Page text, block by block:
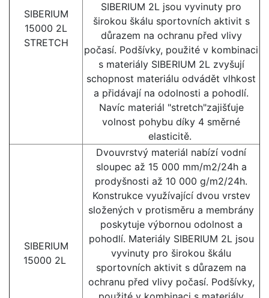
SIBERIUM
15000 2L
STRETCH
SIBERIUM 2L jsou vyvinuty pro
širokou škálu sportovních aktivit s
důrazem na ochranu před vlivy
počasí. Podšívky, použité v kombinaci
s materiály SIBERIUM 2L zvyšují
schopnost materiálu odvádět vlhkost
a přidávají na odolnosti a pohodlí.
Navíc materiál "stretch"zajišťuje
volnost pohybu díky 4 směrné
elasticitě.
SIBERIUM
15000 2L
Dvouvrstvý materiál nabízí vodní
sloupec až 15 000 mm/m2/24h a
prodyšnosti až 10 000 g/m2/24h.
Konstrukce využívající dvou vrstev
složených v protisměru a membrány
poskytuje výbornou odolnost a
pohodlí. Materiály SIBERIUM 2L jsou
vyvinuty pro širokou škálu
sportovních aktivit s důrazem na
ochranu před vlivy počasí. Podšívky,